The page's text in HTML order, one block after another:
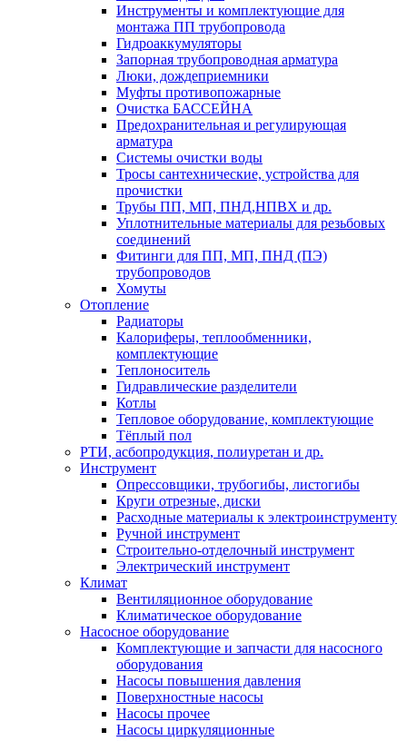
Инструменты и комплектующие для
монтажа ПП трубопровода
Гидроаккумуляторы
Запорная трубопроводная арматура
Люки, дождеприемники
Муфты противопожарные
Очистка БАССЕЙНА
Предохранительная и регулирующая
арматура
Системы очистки воды
Тросы сантехнические, устройства для
прочистки
Трубы ПП, МП, ПНД,НПВХ и др.
Уплотнительные материалы для резьбовых
соединений
Фитинги для ПП, МП, ПНД (ПЭ)
трубопроводов
Хомуты
Отопление
Радиаторы
Калориферы, теплообменники,
комплектующие
Теплоноситель
Гидравлические разделители
Котлы
Тепловое оборудование, комплектующие
Тёплый пол
РТИ, асбопродукция, полиуретан и др.
Инструмент
Опрессовщики, трубогибы, листогибы
Круги отрезные, диски
Расходные материалы к электроинструменту
Ручной инструмент
Строительно-отделочный инструмент
Электрический инструмент
Климат
Вентиляционное оборудование
Климатическое оборудование
Насосное оборудование
Комплектующие и запчасти для насосного
оборудования
Насосы повышения давления
Поверхностные насосы
Насосы прочее
Насосы циркуляционные